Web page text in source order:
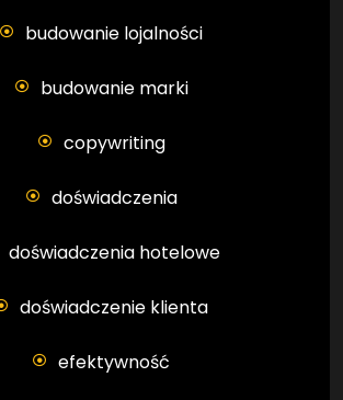
budowanie lojalności
budowanie marki
copywriting
doświadczenia
doświadczenia hotelowe
doświadczenie klienta
efektywność